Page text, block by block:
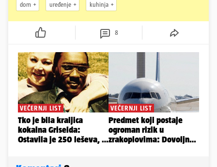
dom uređenje kuhinja
8